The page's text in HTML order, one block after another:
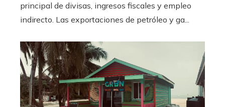
principal de divisas, ingresos fiscales y empleo
indirecto. Las exportaciones de petróleo y ga...